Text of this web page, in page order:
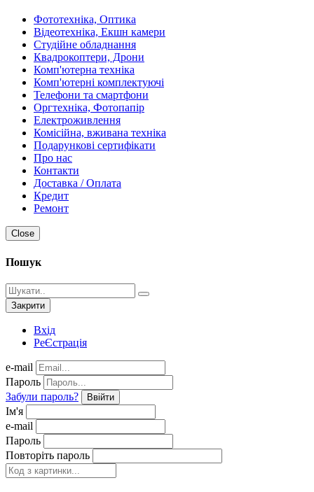
Фототехніка, Оптика
Відеотехніка, Екшн камери
Студійне обладнання
Квадрокоптери, Дрони
Комп'ютерна техніка
Комп'ютерні комплектуючі
Телефони та смартфони
Оргтехніка, Фотопапір
Електроживлення
Комісійна, вживана техніка
Подарункові сертифікати
Про нас
Контакти
Доставка / Оплата
Кредит
Ремонт
Close
Пошук
Закрити
Вхід
РеЄстрація
e-mail
Пароль
Забули пароль?
Ввійти
Ім'я
e-mail
Пароль
Повторіть пароль